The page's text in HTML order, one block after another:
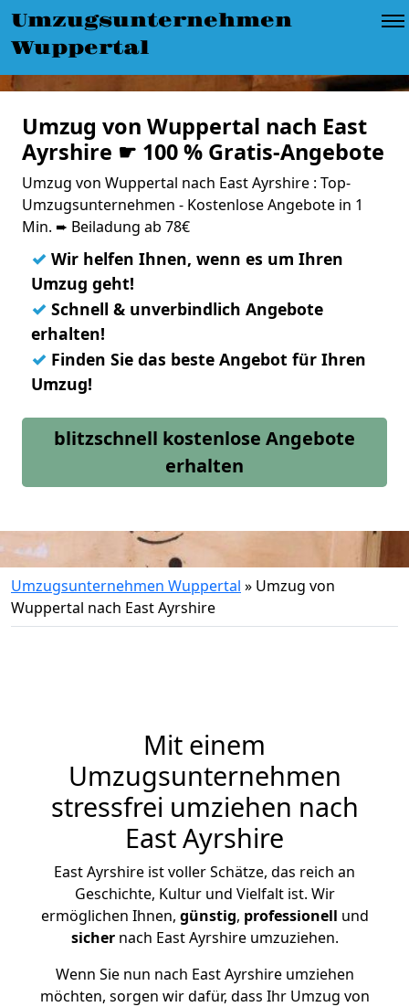
Umzugsunternehmen
Wuppertal
Umzug von Wuppertal nach East
Ayrshire ☛ 100 % Gratis-Angebote
Umzug von Wuppertal nach East Ayrshire : Top-
Umzugsunternehmen - Kostenlose Angebote in 1
Min. ➨ Beiladung ab 78€
✓ Wir helfen Ihnen, wenn es um Ihren
Umzug geht!
✓ Schnell & unverbindlich Angebote
erhalten!
✓ Finden Sie das beste Angebot für Ihren
Umzug!
blitzschnell kostenlose Angebote
erhalten
Umzugsunternehmen Wuppertal » Umzug von
Wuppertal nach East Ayrshire
Mit einem
Umzugsunternehmen
stressfrei umziehen nach
East Ayrshire
East Ayrshire ist voller Schätze, das reich an
Geschichte, Kultur und Vielfalt ist. Wir
ermöglichen Ihnen, günstig, professionell und
sichernach East Ayrshire umzuziehen.
Wenn Sie nun nach East Ayrshire umziehen
möchten, sorgen wir dafür, dass Ihr Umzug von